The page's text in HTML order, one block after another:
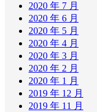
2020 年 7 月
2020 年 6 月
2020 年 5 月
2020 年 4 月
2020 年 3 月
2020 年 2 月
2020 年 1 月
2019 年 12 月
2019 年 11 月